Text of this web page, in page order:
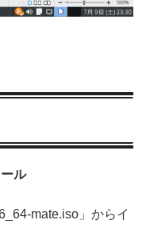
ル
mate.iso」からイ